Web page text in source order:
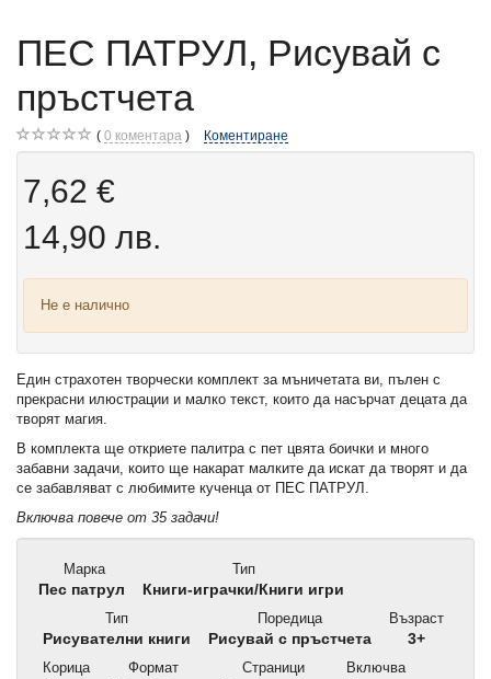
ПЕС ПАТРУЛ, Рисувай с
пръстчета
0 коментара Коментиране
7,62 €
14,90 лв.
Не е налично
Един страхотен творчески комплект за мъничетата ви, пълен с
прекрасни илюстрации и малко текст, които да насърчат децата да
творят магия.
В комплекта ще откриете палитра с пет цвята боички и много
забавни задачи, които ще накарат малките да искат да творят и да
се забавляват с любимите кученца от ПЕС ПАТРУЛ.
Включва повече от 35 задачи!
Марка
Пес патрул
Тип
Книги-играчки/Книги игри
Тип
Рисувателни книги
Поредица
Рисувай с пръстчета
Възраст
3+
Корица
Формат
Страници
Включва